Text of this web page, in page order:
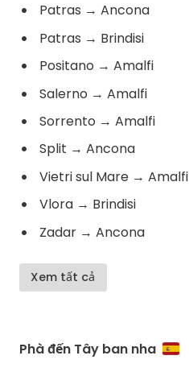
Patras → Ancona
Patras → Brindisi
Positano → Amalfi
Salerno → Amalfi
Sorrento → Amalfi
Split → Ancona
Vietri sul Mare → Amalfi
Vlora → Brindisi
Zadar → Ancona
Xem tất cả
Phà đến Tây ban nha